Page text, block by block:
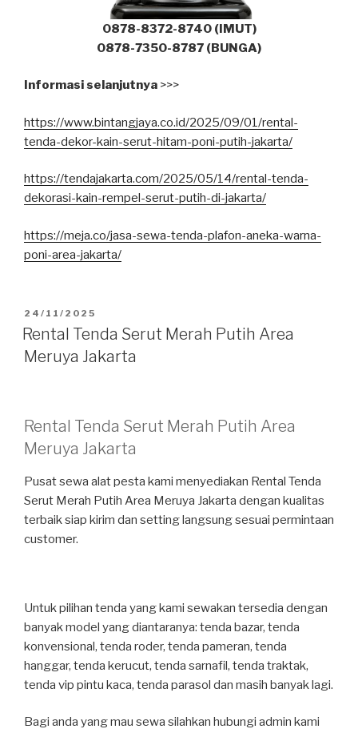
0878-8372-8740 (IMUT)
0878-7350-8787 (BUNGA)
Informasi selanjutnya >>>
https://www.bintangjaya.co.id/2025/09/01/rental-
tenda-dekor-kain-serut-hitam-poni-putih-jakarta/
https://tendajakarta.com/2025/05/14/rental-tenda-
dekorasi-kain-rempel-serut-putih-di-jakarta/
https://meja.co/jasa-sewa-tenda-plafon-aneka-warna-
poni-area-jakarta/
DIPOSKAN
PADA
24/11/2025
Rental Tenda Serut Merah Putih Area
Meruya Jakarta
Rental Tenda Serut Merah Putih Area
Meruya Jakarta
Pusat sewa alat pesta kami menyediakan Rental Tenda
Serut Merah Putih Area Meruya Jakarta dengan kualitas
terbaik siap kirim dan setting langsung sesuai permintaan
customer.
Untuk pilihan tenda yang kami sewakan tersedia dengan
banyak model yang diantaranya: tenda bazar, tenda
konvensional, tenda roder, tenda pameran, tenda
hanggar, tenda kerucut, tenda sarnafil, tenda traktak,
tenda vip pintu kaca, tenda parasol dan masih banyak lagi.
Bagi anda yang mau sewa silahkan hubungi admin kami